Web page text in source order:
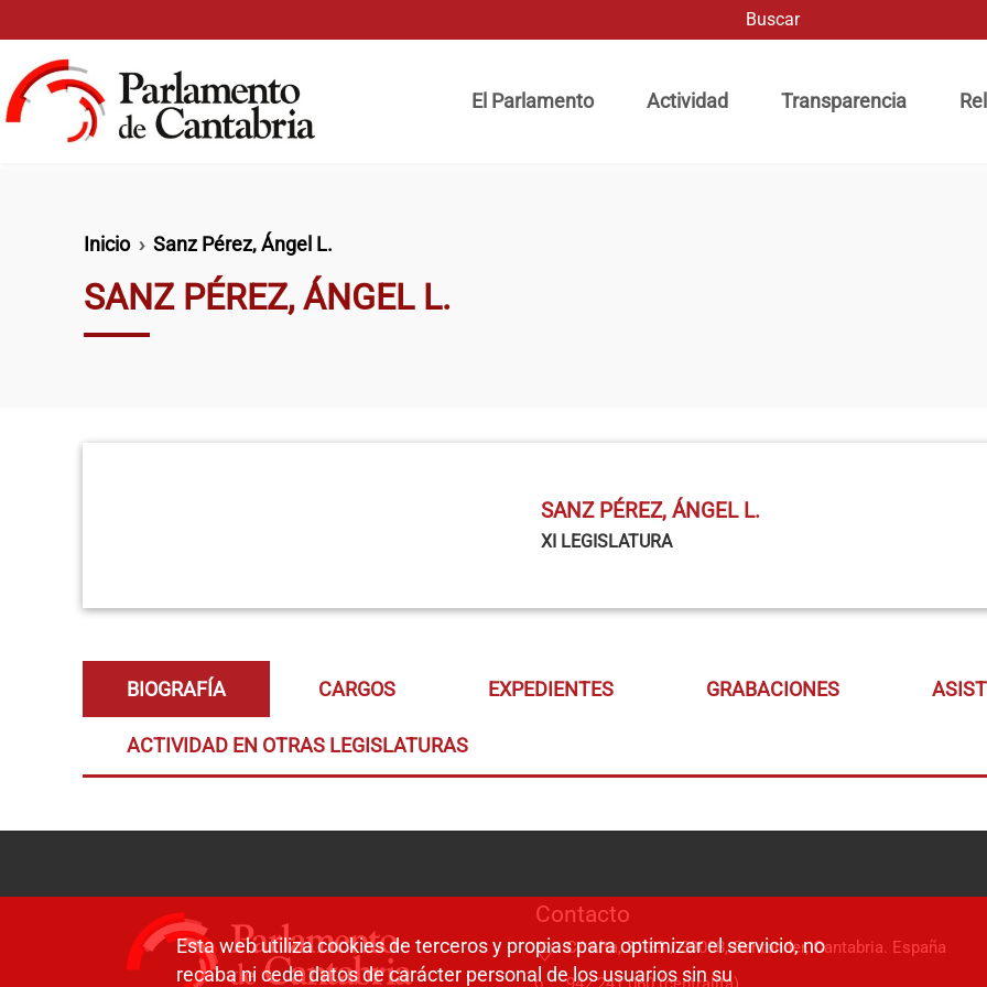
El Parlamento
Actividad Transparencia
Ruta de navegación
Inicio Sanz Pérez, Ángel L.
SANZ PÉREZ, ÁNGEL L.
SANZ PÉREZ, ÁNGEL L.
XI LEGISLATURA
BIOGRAFÍA CARGOS EXPEDIENTES GRABACIONES
ACTIVIDAD EN OTRAS LEGISLATURAS
Contacto
C/ Alta, 31-33 / 39008, Santander, Cantabria. España
Esta web utiliza cookies de terceros y propias para optimizar el servicio, no
recaba ni cede datos de carácter personal de los usuarios sin su